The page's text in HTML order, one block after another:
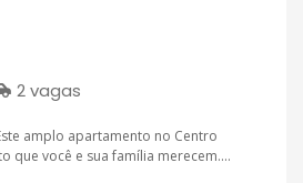
2 vagas
amplo apartamento no Centro
que você e sua família merecem....